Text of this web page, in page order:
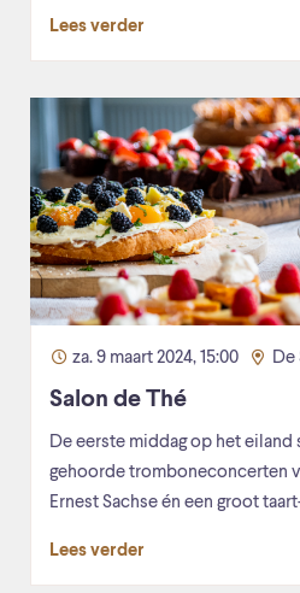
Lees verder
za. 9 maart 2024, 15:00 De
Salon de Thé
De eerste middag op het eiland
gehoorde tromboneconcerten
Ernest Sachse én een groot
Lees verder